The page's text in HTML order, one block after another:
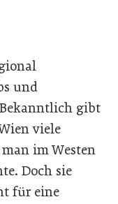
und
gibt
viele
im Westen
Doch sie
für eine